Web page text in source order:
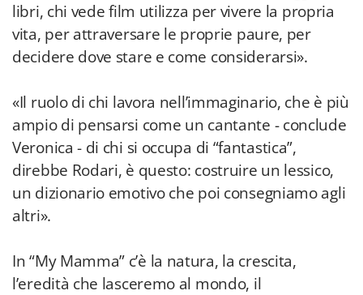
libri, chi vede film utilizza per vivere la propria
vita, per attraversare le proprie paure, per
decidere dove stare e come considerarsi».
«Il ruolo di chi lavora nell’immaginario, che è più
ampio di pensarsi come un cantante - conclude
Veronica - di chi si occupa di “fantastica”,
direbbe Rodari, è questo: costruire un lessico,
un dizionario emotivo che poi consegniamo agli
altri».
In “My Mamma” c’è la natura, la crescita,
l’eredità che lasceremo al mondo, il